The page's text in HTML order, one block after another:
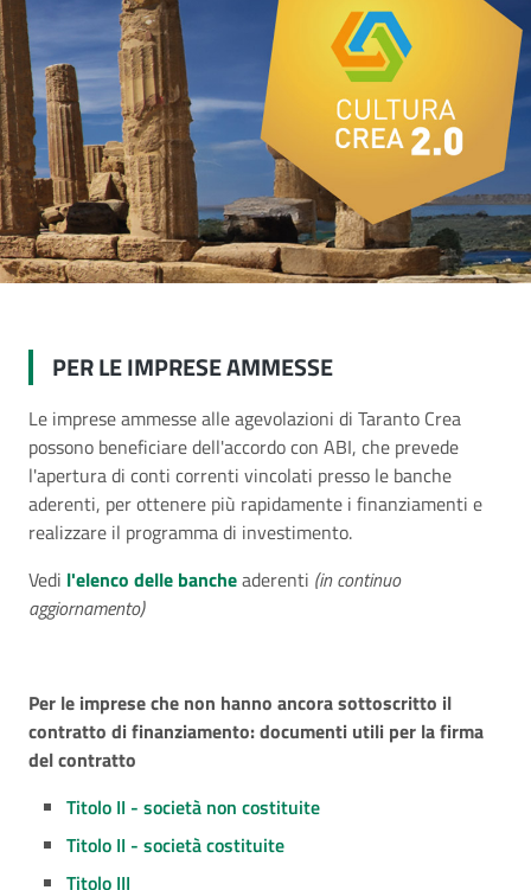
PER LE IMPRESE AMMESSE
Le imprese ammesse alle agevolazioni di Taranto Crea
possono beneficiare dell'accordo con ABI, che prevede
l'apertura di conti correnti vincolati presso le banche
aderenti, per ottenere più rapidamente i finanziamenti e
realizzare il programma di investimento.
Vedi l'elenco delle bancheaderenti (in continuo
aggiornamento)
Per le imprese che non hanno ancora sottoscritto il
contratto di finanziamento: documenti utili per la firma
del contratto
Titolo II - società non costituite
Titolo II - società costituite
Titolo III